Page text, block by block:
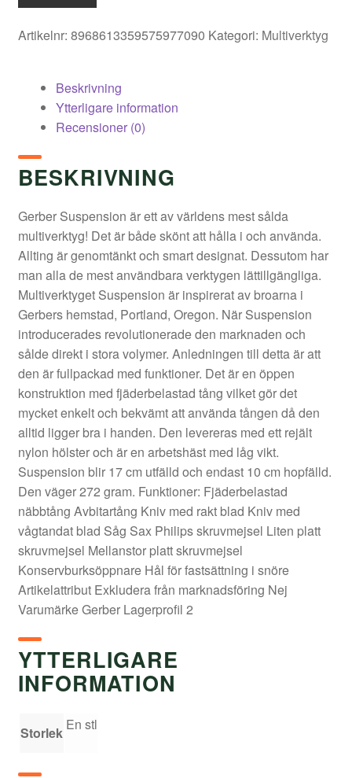
Artikelnr: 8968613359575977090 Kategori: Multiverktyg
Beskrivning
Ytterligare information
Recensioner (0)
BESKRIVNING
Gerber Suspension är ett av världens mest sålda
multiverktyg! Det är både skönt att hålla i och använda.
Allting är genomtänkt och smart designat. Dessutom har
man alla de mest användbara verktygen lättillgängliga.
Multiverktyget Suspension är inspirerat av broarna i
Gerbers hemstad, Portland, Oregon. När Suspension
introducerades revolutionerade den marknaden och
sålde direkt i stora volymer. Anledningen till detta är att
den är fullpackad med funktioner. Det är en öppen
konstruktion med fjäderbelastad tång vilket gör det
mycket enkelt och bekvämt att använda tången då den
alltid ligger bra i handen. Den levereras med ett rejält
nylon hölster och är en arbetshäst med låg vikt.
Suspension blir 17 cm utfälld och endast 10 cm hopfälld.
Den väger 272 gram. Funktioner: Fjäderbelastad
näbbtång Avbitartång Kniv med rakt blad Kniv med
vågtandat blad Såg Sax Philips skruvmejsel Liten platt
skruvmejsel Mellanstor platt skruvmejsel
Konservburksöppnare Hål för fastsättning i snöre
Artikelattribut Exkludera från marknadsföring Nej
Varumärke Gerber Lagerprofil 2
YTTERLIGARE
INFORMATION
Storlek En stl